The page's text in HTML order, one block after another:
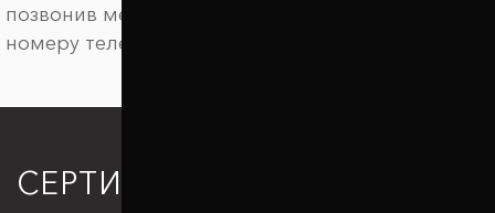
позвонив менеджеру по удобному для вас
номеру телефона.
СЕРТИФИКАЦИЯ